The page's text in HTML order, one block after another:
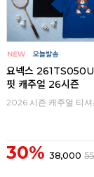
요넥스 261TS050U
핏 캐주얼 26시즌
2026 시즌 캐주얼 티셔
30% 38,000